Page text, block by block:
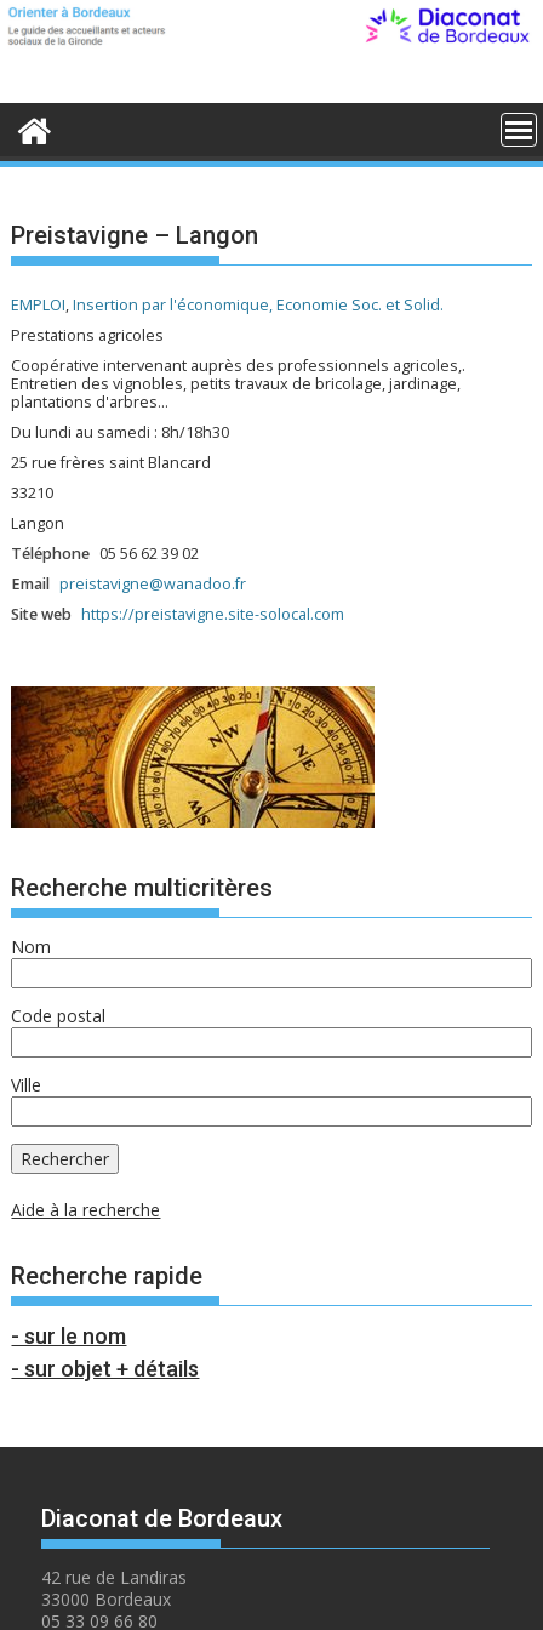
S
t
o
Preistavigne – Langon
EMPLOI,Insertion par l'économique, Economie Soc. et Solid.
Prestations agricoles
Coopérative intervenant auprès des professionnels agricoles,.
Entretien des vignobles, petits travaux de bricolage, jardinage,
plantations d'arbres...
Du lundi au samedi : 8h/18h30
25 rue frères saint Blancard
33210
Langon
Téléphone 05 56 62 39 02
Email preistavigne@wanadoo.fr
Site web https://preistavigne.site-solocal.com
Recherche multicritères
Nom
Code postal
Ville
Aide à la recherche
Recherche rapide
- sur le nom
- sur objet + détails
Diaconat de Bordeaux
42 rue de Landiras
33000 Bordeaux
05 33 09 66 80